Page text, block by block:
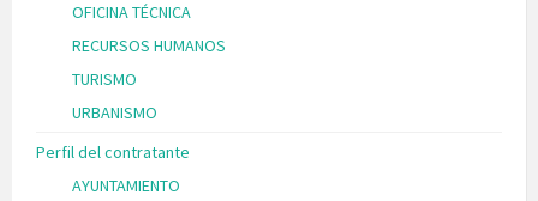
OFICINA TÉCNICA
RECURSOS HUMANOS
TURISMO
URBANISMO
Perfil del contratante
AYUNTAMIENTO